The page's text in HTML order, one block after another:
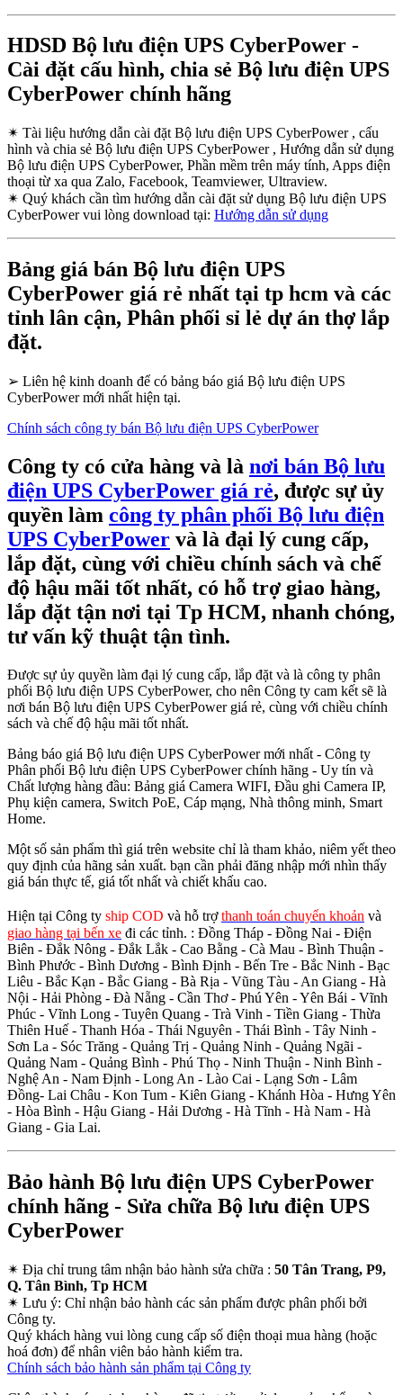
HDSD Bộ lưu điện UPS CyberPower -
Cài đặt cấu hình, chia sẻ Bộ lưu điện UPS
CyberPower chính hãng
✴ Tài liệu hướng dẫn cài đặt Bộ lưu điện UPS CyberPower , cấu
hình và chia sẻ Bộ lưu điện UPS CyberPower , Hướng dẫn sử dụng
Bộ lưu điện UPS CyberPower, Phần mềm trên máy tính, Apps điện
thoại từ xa qua Zalo, Facebook, Teamviewer, Ultraview.
✴ Quý khách cần tìm hướng dẫn cài đặt sử dụng Bộ lưu điện UPS
CyberPower vui lòng download tại: Hướng dẫn sử dụng
Bảng giá bán Bộ lưu điện UPS
CyberPower giá rẻ nhất tại tp hcm và các
tỉnh lân cận, Phân phối sỉ lẻ dự án thợ lắp
đặt.
➢ Liên hệ kinh doanh để có bảng báo giá Bộ lưu điện UPS
CyberPower mới nhất hiện tại.
Chính sách công ty bán Bộ lưu điện UPS CyberPower
Công ty có cửa hàng và là nơi bán Bộ lưu
điện UPS CyberPower giá rẻ, được sự ủy
quyền làm công ty phân phối Bộ lưu điện
UPS CyberPower và là đại lý cung cấp,
lắp đặt, cùng với chiều chính sách và chế
độ hậu mãi tốt nhất, có hỗ trợ giao hàng,
lắp đặt tận nơi tại Tp HCM, nhanh chóng,
tư vấn kỹ thuật tận tình.
Được sự ủy quyền làm đại lý cung cấp, lắp đặt và là công ty phân
phối Bộ lưu điện UPS CyberPower, cho nên Công ty cam kết sẽ là
nơi bán Bộ lưu điện UPS CyberPower giá rẻ, cùng với chiều chính
sách và chế độ hậu mãi tốt nhất.
Bảng báo giá Bộ lưu điện UPS CyberPower mới nhất - Công ty
Phân phối Bộ lưu điện UPS CyberPower chính hãng - Uy tín và
Chất lượng hàng đầu: Bảng giá Camera WIFI, Đầu ghi Camera IP,
Phụ kiện camera, Switch PoE, Cáp mạng, Nhà thông minh, Smart
Home.
Một số sản phẩm thì giá trên website chỉ là tham khảo, niêm yết theo
quy định của hãng sản xuất. bạn cần phải đăng nhập mới nhìn thấy
giá bán thực tế, giá tốt nhất và chiết khấu cao.
Hiện tại Công ty ship COD và hỗ trợthanh toán chuyển khoản và
giao hàng tại bến xe đi các tỉnh. : Đồng Tháp - Đồng Nai - Điện
Biên - Đắk Nông - Đắk Lắk - Cao Bằng - Cà Mau - Bình Thuận -
Bình Phước - Bình Dương - Bình Định - Bến Tre - Bắc Ninh - Bạc
Liêu - Bắc Kạn - Bắc Giang - Bà Rịa - Vũng Tàu - An Giang - Hà
Nội - Hải Phòng - Đà Nẵng - Cần Thơ - Phú Yên - Yên Bái - Vĩnh
Phúc - Vĩnh Long - Tuyên Quang - Trà Vinh - Tiền Giang - Thừa
Thiên Huế - Thanh Hóa - Thái Nguyên - Thái Bình - Tây Ninh -
Sơn La - Sóc Trăng - Quảng Trị - Quảng Ninh - Quảng Ngãi -
Quảng Nam - Quảng Bình - Phú Thọ - Ninh Thuận - Ninh Bình -
Nghệ An - Nam Định - Long An - Lào Cai - Lạng Sơn - Lâm
Đồng- Lai Châu - Kon Tum - Kiên Giang - Khánh Hòa - Hưng Yên
- Hòa Bình - Hậu Giang - Hải Dương - Hà Tĩnh - Hà Nam - Hà
Giang - Gia Lai.
Bảo hành Bộ lưu điện UPS CyberPower
chính hãng - Sửa chữa Bộ lưu điện UPS
CyberPower
✴ Địa chỉ trung tâm nhận bảo hành sửa chữa : 50 Tân Trang, P9,
Q. Tân Bình, Tp HCM
✴ Lưu ý: Chỉ nhận bảo hành các sản phẩm được phân phối bởi
Công ty.
Quý khách hàng vui lòng cung cấp số điện thoại mua hàng (hoặc
hoá đơn) để nhân viên bảo hành kiểm tra.
Chính sách bảo hành sản phẩm tại Công ty